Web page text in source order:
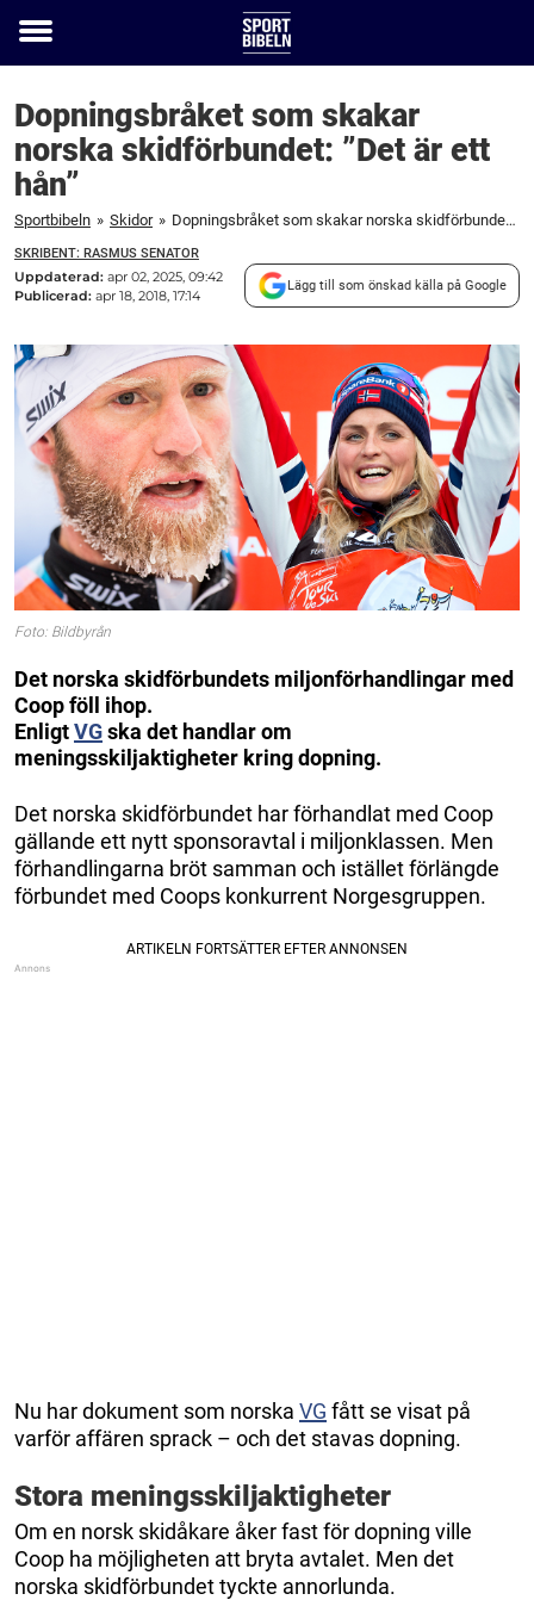
Toggle
Dopningsbråket som skakar
norska skidförbundet: ”Det är ett
hån”
Sportbibeln » Skidor » Dopningsbråket som skakar norska skidförbundet: "Det är ett hån"
SKRIBENT: RASMUS SENATOR
Uppdaterad: apr 02, 2025, 09:42
Publicerad: apr 18, 2018, 17:14
Lägg till som önskad källa på Google
Foto: Bildbyrån
Det norska skidförbundets miljonförhandlingar med
Coop föll ihop.
EnligtVGska det handlar om
meningsskiljaktigheter kring dopning.
Det norska skidförbundet har förhandlat med Coop
gällande ett nytt sponsoravtal i miljonklassen. Men
förhandlingarna bröt samman och istället förlängde
förbundet med Coops konkurrent Norgesgruppen.
Nu har dokument som norska VG fått se visat på
varför affären sprack – och det stavas dopning.
Stora meningsskiljaktigheter
Om en norsk skidåkare åker fast för dopning ville
Coop ha möjligheten att bryta avtalet. Men det
norska skidförbundet tyckte annorlunda.